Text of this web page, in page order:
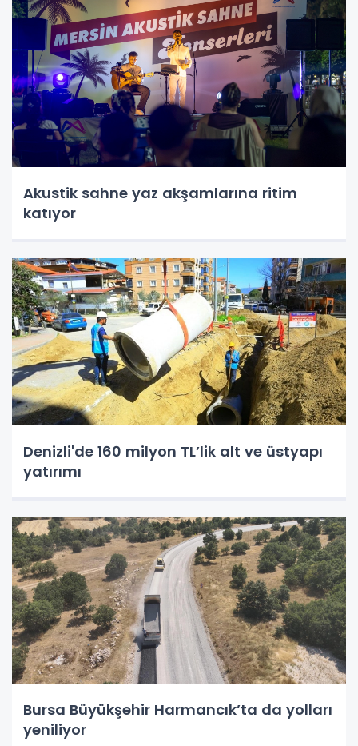
Akustik sahne yaz akşamlarına ritim
katıyor
Denizli'de 160 milyon TL’lik alt ve üstyapı
yatırımı
Bursa Büyükşehir Harmancık’ta da yolları
yeniliyor